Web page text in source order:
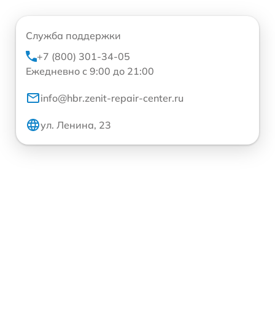
Служба поддержки
+7 (800) 301-34-05
Ежедневно с 9:00 до 21:00
info@hbr.zenit-repair-center.ru
ул. Ленина, 23